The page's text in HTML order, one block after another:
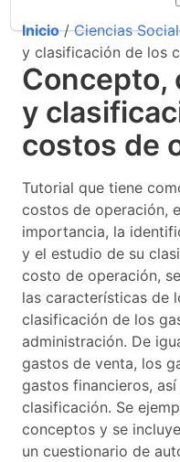
Inicio/Ciencias
y clasificación de los
Concepto,
y
costos de
Tutorial que tiene
costos de operación,
importancia, la
y el estudio de su
costo de operación,
las características de
clasificación de los
administración. De
gastos de venta, los
gastos financieros,
clasificación. Se
conceptos y se
un cuestionario de